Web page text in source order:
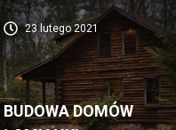
23 lutego 2021
BUDOWA DOMÓW